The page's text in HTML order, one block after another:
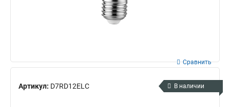
Артикул: D7RD12ELC
Сравнить
В наличии